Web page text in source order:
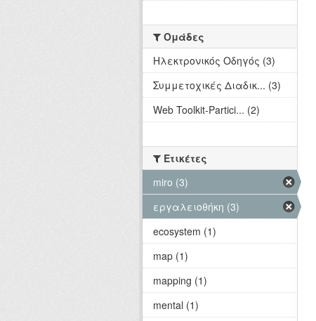
Ομάδες
Hλεκτρονικός Οδηγός (3)
Συμμετοχικές Διαδικ... (3)
Web Toolkit-Partici... (2)
Ετικέτες
miro (3)
εργαλειοθήκη (3)
ecosystem (1)
map (1)
mapping (1)
mental (1)